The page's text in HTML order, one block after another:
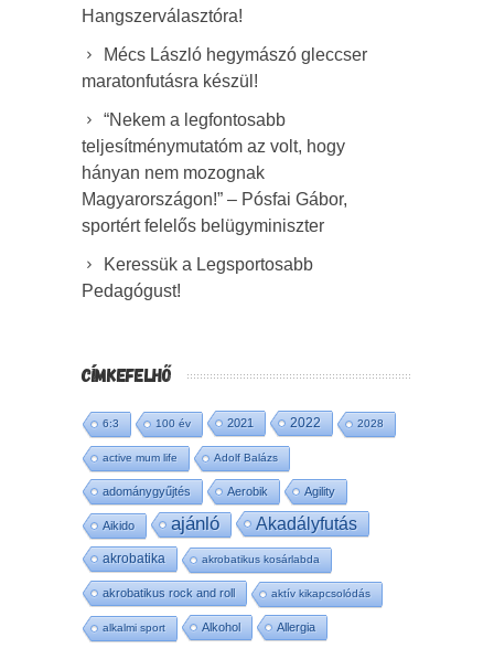
Hangszerválasztóra!
Mécs László hegymászó gleccser
maratonfutásra készül!
“Nekem a legfontosabb
teljesítménymutatóm az volt, hogy
hányan nem mozognak
Magyarországon!” – Pósfai Gábor,
sportért felelős belügyminiszter
Keressük a Legsportosabb
Pedagógust!
CÍMKEFELHŐ
6:3 100 év 2021 2022 2028
active mum life Adolf Balázs
adománygyűjtés Aerobik Agility
Aikido ajánló Akadályfutás
akrobatika akrobatikus kosárlabda
akrobatikus rock and roll aktív kikapcsolódás
alkalmi sport Alkohol Allergia